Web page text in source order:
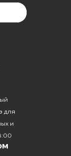
для
и